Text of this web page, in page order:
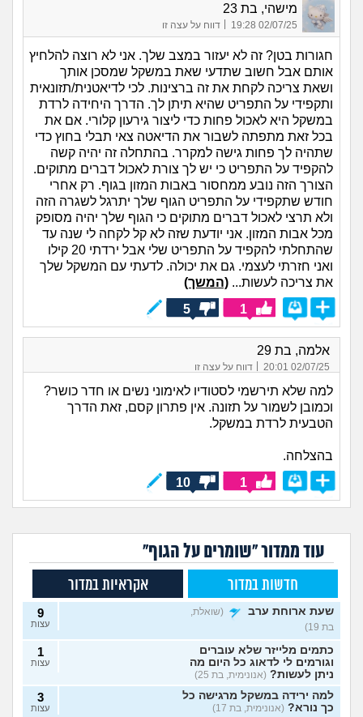
מישהי, בת 23
02/07/25 19:28
| דווח על עצה זו
חגורות בטן? זה לא יעזור במצב שלך. אני לא רוצה להלחיץ
אותם אבל חשוב שתדעי שאת במשקל שמסכן אותך
ושאת צריכה לקחת את זה ברצינות. לכי לדיאטנית/תזונאית
ותקפידי על התפריט שהיא תיתן לך. הדרך היחידה לרדת
במשקל היא לאכול פחות כדי ליצור גירעון קלורי. אם את
בכל זאת מתפתה לשבור את הדיאטה צאי תבלי בחוץ כדי
שתהיה לך פחות גישה למקרר. בהתחלה זה יהיה קשה
להקפיד על התפריט כי יש לך צורת לאכול דברים מתוקים.
הצורך הזה נובע ממחסור באבות המזון בגוף. רק אחרי
חודש שתקפידי על התפריט הגוף שלך יתרגל לשגרה הזה
ולא תרצי לאכול דברים מתוקים כי הגוף שלך יהיה מסופק
מכל אבות המזון. אני יודעת שזה לא קל לקחה לי שנה עד
שהתחלתי להקפיד על התפריט שלי אבל ירדתי 20 קילו
ואני חזרתי לעצמי. גם את יכולה. לדעתי עם המשקל שלך
את צריכה לעשות... (המשך)
1
5
אלמה, בת 29
02/07/25 20:01
| דווח על עצה זו
למה שלא תירשמי לסטודיו לאימוני נשים או חדר כושר?
וכמובן לשמור על תזונה. אין פתרון קסם, זאת הדרך
הטבעית לרדת במשקל.
בהצלחה.
1
10
עוד ממדור "שומרים על הגוף"
חדשות במדור אקראיות במדור
שעת ארוחת ערב
(שואלת,
בת 19)
9
עצות
כתמים מלייזר שלא עוברים
וגורמים לי לדאוג כל היום מה
ניתן לעשות? (אנונימית, בת 25)
1
עצות
למה ירידה במשקל מרגישה כל
כך נורא? (אנונימית, בת 17)
3
עצות